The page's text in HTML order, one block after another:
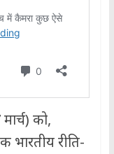
को,
भारतीय रीति-